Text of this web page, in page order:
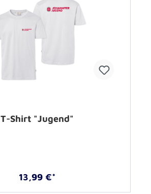
T-Shirt "Jugend"
13,99 €*